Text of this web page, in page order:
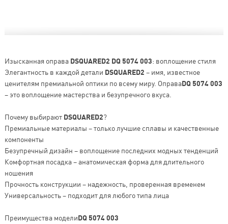
Изысканная оправа DSQUARED2 DQ 5074 003: воплощение стиля
Элегантность в каждой детали DSQUARED2 – имя, известное
ценителям премиальной оптики по всему миру. ОправаDQ 5074 003
– это воплощение мастерства и безупречного вкуса.
Почему выбирают DSQUARED2?
Премиальные материалы – только лучшие сплавы и качественные
компоненты
Безупречный дизайн – воплощение последних модных тенденций
Комфортная посадка – анатомическая форма для длительного
ношения
Прочность конструкции – надежность, проверенная временем
Универсальность – подходит для любого типа лица
Преимущества моделиDQ 5074 003